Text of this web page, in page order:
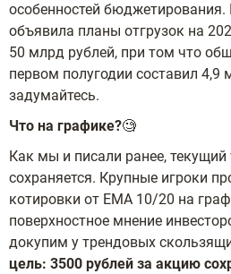
особенностей
объявила планы отгрузок на
50 млрд рублей, при том что
первом полугодии составил 4,9
задумайтесь.
Что на графике?🧐
Как мы и писали ранее,
сохраняется. Крупные игроки
котировки от ЕМА 10/20 на
поверхностное мнение
докупим у трендовых
цель: 3500 рублей за акцию